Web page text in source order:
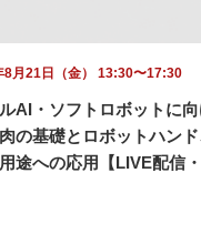
8月21日（金） 13:30〜17:30
AI・ソフトロボットに
の基礎とロボットハン
途への応用【LIVE配信